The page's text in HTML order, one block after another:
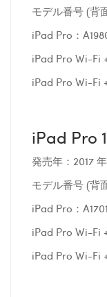
モデル番号 (背
iPad Pro：
iPad Pro Wi-Fi
iPad Pro Wi-Fi
iPad Pro
発売年：2017 年
モデル番号 (背
iPad Pro：A1701
iPad Pro Wi-Fi
iPad Pro Wi-Fi